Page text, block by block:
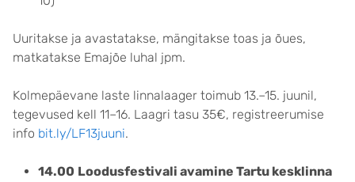
Uuritakse ja avastatakse, mängitakse toas ja õues,
matkatakse Emajõe luhal jpm.
Kolmepäevane laste linnalaager toimub 13.–15. juunil,
tegevused kell 11–16. Laagri tasu 35€, registreerumise
info bit.ly/LF13juuni.
14.00 Loodusfestivali avamine Tartu kesklinna